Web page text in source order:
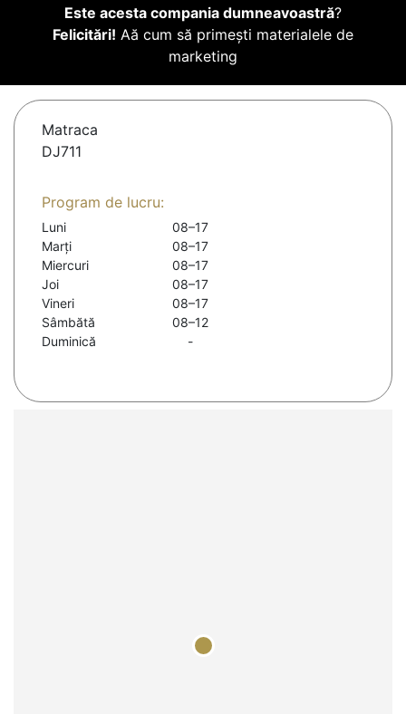
Este acesta compania dumneavoastră?
Felicitări! Aă cum să primești materialele de
marketing
Matraca
DJ711
Program de lucru:
Luni
08–17
Marți
08–17
Miercuri
08–17
Joi
08–17
Vineri
08–17
Sâmbătă
08–12
Duminică
-